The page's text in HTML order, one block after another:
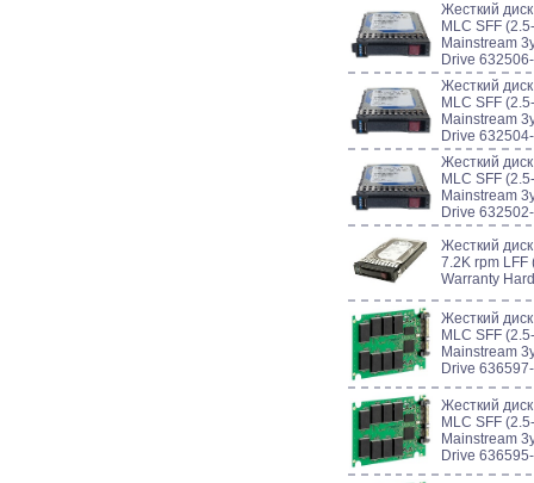
Жесткий
MLC SFF
Mainstream
Drive
Жесткий
MLC SFF
Mainstream
Drive
Жесткий
MLC SFF
Mainstream
Drive
Жесткий
7.2K rpm LFF
Warranty
Жесткий
MLC SFF
Mainstream
Drive
Жесткий
MLC SFF
Mainstream
Drive